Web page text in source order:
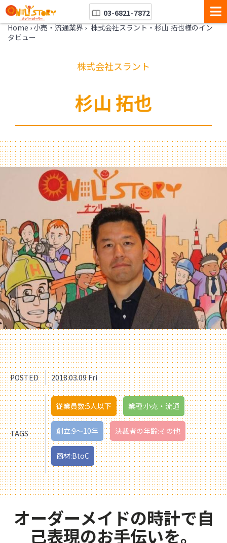
03-6821-7872
Home › 小売・流通業界 › 株式会社スラント・杉山 拓也様のイン
タビュー
株式会社スラント
杉山 拓也
POSTED 2018.03.09 Fri
TAGS
従業員数:5人以下 業種:小売・流通
創立:9〜10年 決裁者の年齢:その他
商材:BtoC
オーダーメイドの時計で自
己表現のお手伝いを。